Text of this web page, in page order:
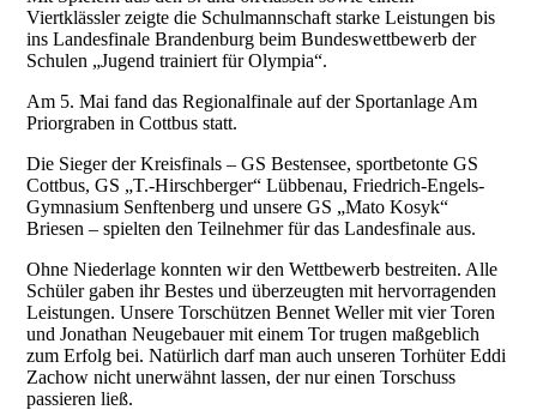
Viertklässler zeigte die Schulmannschaft starke Leistungen bis
ins Landesfinale Brandenburg beim Bundeswettbewerb der
Schulen „Jugend trainiert für Olympia“.
Am 5. Mai fand das Regionalfinale auf der Sportanlage Am
Priorgraben in Cottbus statt.
Die Sieger der Kreisfinals – GS Bestensee, sportbetonte GS
Cottbus, GS „T.-Hirschberger“ Lübbenau, Friedrich-Engels-
Gymnasium Senftenberg und unsere GS „Mato Kosyk“
Briesen – spielten den Teilnehmer für das Landesfinale aus.
Ohne Niederlage konnten wir den Wettbewerb bestreiten. Alle
Schüler gaben ihr Bestes und überzeugten mit hervorragenden
Leistungen. Unsere Torschützen Bennet Weller mit vier Toren
und Jonathan Neugebauer mit einem Tor trugen maßgeblich
zum Erfolg bei. Natürlich darf man auch unseren Torhüter Eddi
Zachow nicht unerwähnt lassen, der nur einen Torschuss
passieren ließ.